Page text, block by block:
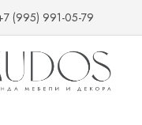
(995) 991-05-79